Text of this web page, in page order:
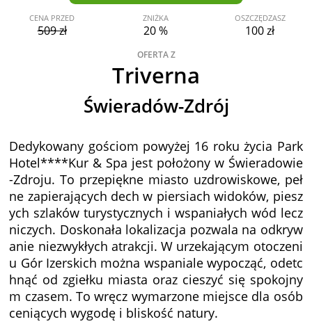
CENA PRZED
509 zł
ZNIŻKA
20 %
OSZCZĘDZASZ
100 zł
OFERTA Z
Triverna
Świeradów-Zdrój
Dedykowany gościom powyżej 16 roku życia Park
Hotel****Kur & Spa jest położony w Świeradowie
-Zdroju. To przepiękne miasto uzdrowiskowe, peł
ne zapierających dech w piersiach widoków, piesz
ych szlaków turystycznych i wspaniałych wód lecz
niczych. Doskonała lokalizacja pozwala na odkryw
anie niezwykłych atrakcji. W urzekającym otoczeni
u Gór Izerskich można wspaniale wypocząć, odetc
hnąć od zgiełku miasta oraz cieszyć się spokojny
m czasem. To wręcz wymarzone miejsce dla osób
ceniących wygodę i bliskość natury.